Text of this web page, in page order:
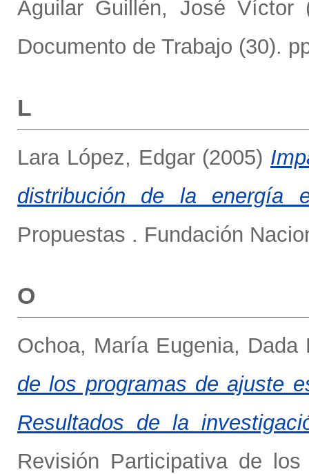
Aguilar Guillén, José Víctor
Documento de Trabajo (30).
L
Lara López, Edgar(2005)
distribución de la energía
Propuestas . Fundación
O
Ochoa, María Eugenia, Dada
de los programas de ajuste
Resultados de la
Revisión Participativa de